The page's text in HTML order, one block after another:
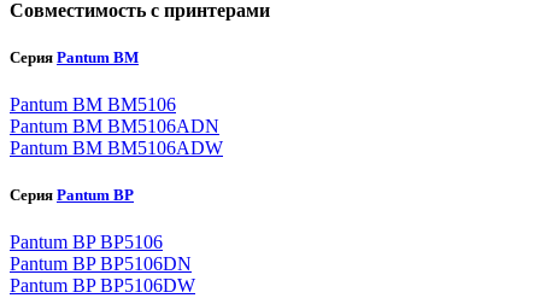
Совместимость с принтерами
Серия Pantum BM
Pantum BM BM5106
Pantum BM BM5106ADN
Pantum BM BM5106ADW
Серия Pantum BP
Pantum BP BP5106
Pantum BP BP5106DN
Pantum BP BP5106DW